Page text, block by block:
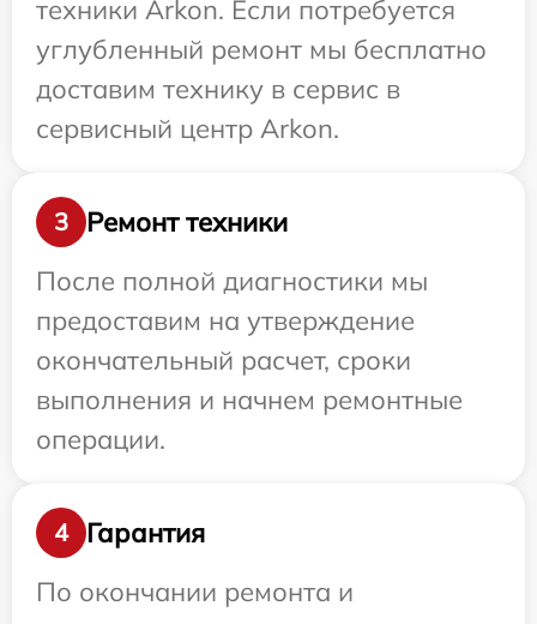
техники Arkon. Если потребуется
углубленный ремонт мы бесплатно
доставим технику в сервис в
сервисный центр Arkon.
3
Ремонт техники
После полной диагностики мы
предоставим на утверждение
окончательный расчет, сроки
выполнения и начнем ремонтные
операции.
4
Гарантия
По окончании ремонта и